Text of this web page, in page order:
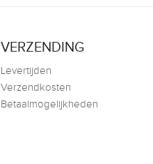
VERZENDING
Levertijden
Verzendkosten
Betaalmogelijkheden